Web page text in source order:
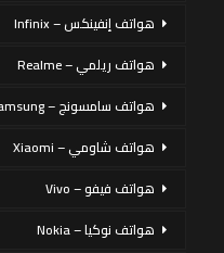
هواتف إنفينكس – Infinix
هواتف ريلمي – Realme
هواتف سامسونج – Samsung
هواتف شاومي – Xiaomi
هواتف فيفو – Vivo
هواتف نوكيا – Nokia